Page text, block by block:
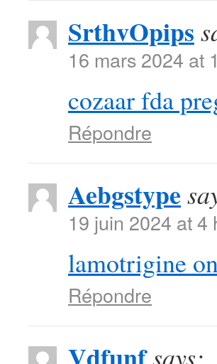
SrthvOpips
16 mars 2024 at
cozaar fda
Répondre
Aebgstype
19 juin 2024 at 4
lamotrigine
Répondre
says: